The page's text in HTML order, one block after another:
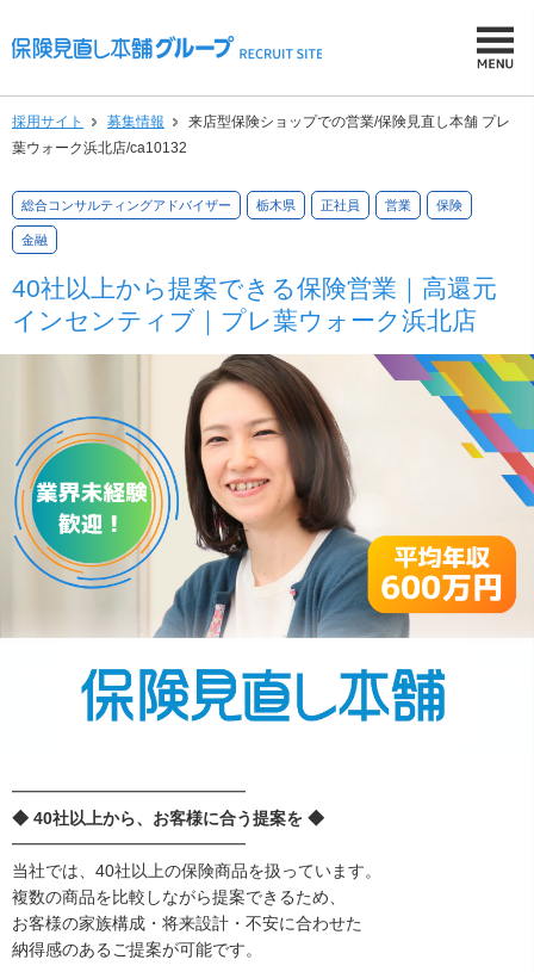
採用サイト 募集情報
来店型保険ショップでの営業/保険見直し本舗 プレ
葉ウォーク浜北店/ca10132
総合コンサルティングアドバイザー 栃木県 正社員 営業 保険
金融
40社以上から提案できる保険営業｜高還元
インセンティブ｜プレ葉ウォーク浜北店
━━━━━━━━━━━━━━
◆ 40社以上から、お客様に合う提案を ◆
━━━━━━━━━━━━━━
当社では、40社以上の保険商品を扱っています。
複数の商品を比較しながら提案できるため、
お客様の家族構成・将来設計・不安に合わせた
納得感のあるご提案が可能です。